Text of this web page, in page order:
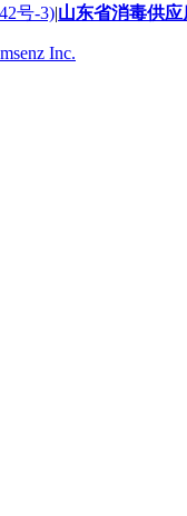
号-3)|山东省消毒供
Inc.